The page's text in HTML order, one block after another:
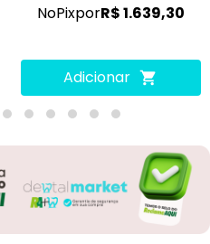
NoPixporR$ 1.639,30
Adicionar